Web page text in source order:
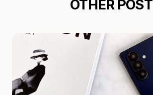
OTHER POST